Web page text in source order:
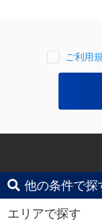
ご利用
他の条件で探
エリアで探す